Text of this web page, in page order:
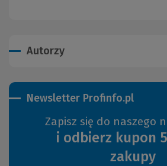
Autorzy
Newsletter Profinfo.pl
Zapisz się do naszego
i odbierz kupon
zakupy